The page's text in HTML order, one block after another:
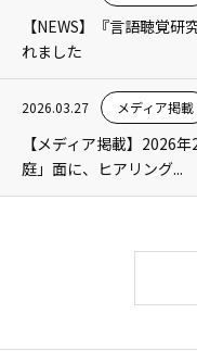
【NEWS】『言語聴覚
れました
2026.03.27 メディア掲載
【メディア掲載】2026
庭」面に、ヒアリング...